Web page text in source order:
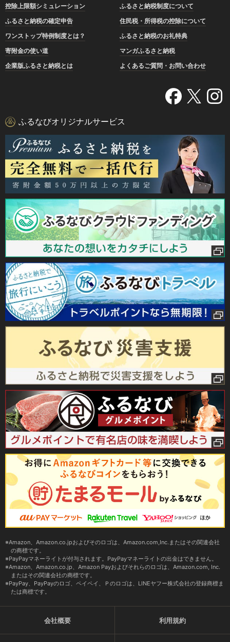
控除上限額シミュレーション
ふるさと納税制度について
ふるさと納税の確定申告
住民税・所得税の控除について
ワンストップ特例制度とは？
ふるさと納税のお礼特典
寄附金の使い道
マンガふるさと納税
企業版ふるさと納税とは
よくあるご質問・お問い合わせ
ふるなびオリジナルサービス
Amazon、Amazon.co.jpおよびそのロゴは、Amazon.com,Inc.またはその関連会社
の商標です。
PayPayマネーライトが付与されます。PayPayマネーライトの出金はできません。
Amazon、Amazon.co.jp、Amazon Payおよびそれらのロゴは、Amazon.com, Inc.
またはその関連会社の商標です。
PayPay、PayPayのロゴ、ペイペイ、Ｐのロゴは、LINEヤフー株式会社の登録商標ま
たは商標です。
会社概要 利用規約